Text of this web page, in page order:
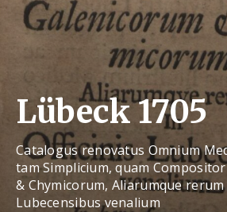
Lübeck 1705
Catalogus renovatus Omnium
tam Simplicium, quam
& Chymicorum, Aliarumque
Lubecensibus venalium